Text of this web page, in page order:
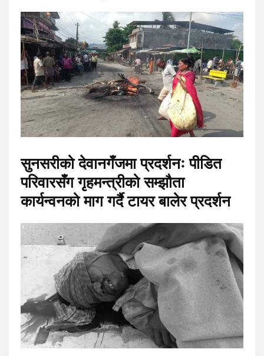
सुनसरीको देवानगँजमा प्रदर्शनः पीडित
परिवारसँग गृहमन्त्रीको सम्झौता
कार्यन्वनको माग गर्दै टायर बालेर प्रदर्शन